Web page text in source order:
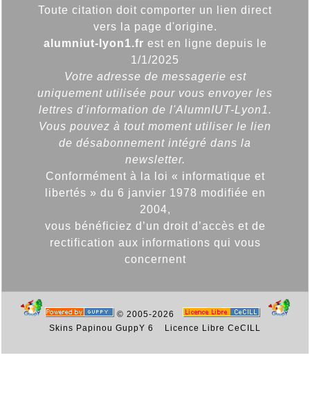
Toute citation doit comporter un lien direct
vers la page d'origine.
alumniut-lyon1.fr est en ligne depuis le
1/1/2025
Votre adresse de messagerie est
uniquement utilisée pour vous envoyer les
lettres d'information de l'AlumnIUT-Lyon1.
Vous pouvez à tout moment utiliser le lien
de désabonnement intégré dans la
newsletter.
Conformément à la loi « informatique et
libertés » du 6 janvier 1978 modifiée en
2004,
vous bénéficiez d’un droit d’accès et de
rectification aux informations qui vous
concernent
© 2005-2026
Skins Papinou GuppY 6
Licence Libre CeCILL